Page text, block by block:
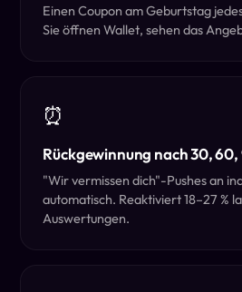
Einen Coupon am Geburtstag
Sie öffnen Wallet, sehen das
⏰
Rückgewinnung nach 30, 60,
"Wir vermissen dich"-Pushes an
automatisch. Reaktiviert 18–27 %
Auswertungen.